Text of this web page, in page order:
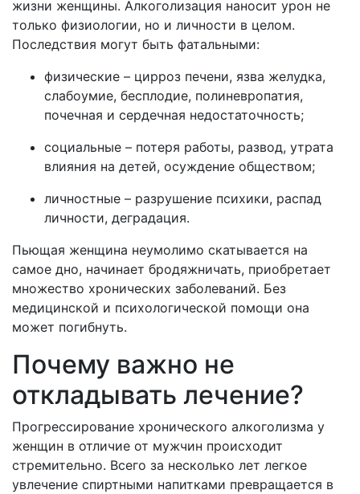
жизни женщины. Алкоголизация наносит урон не
только физиологии, но и личности в целом.
Последствия могут быть фатальными:
физические – цирроз печени, язва желудка,
слабоумие, бесплодие, полиневропатия,
почечная и сердечная недостаточность;
социальные – потеря работы, развод, утрата
влияния на детей, осуждение обществом;
личностные – разрушение психики, распад
личности, деградация.
Пьющая женщина неумолимо скатывается на
самое дно, начинает бродяжничать, приобретает
множество хронических заболеваний. Без
медицинской и психологической помощи она
может погибнуть.
Почему важно не
откладывать лечение?
Прогрессирование хронического алкоголизма у
женщин в отличие от мужчин происходит
стремительно. Всего за несколько лет легкое
увлечение спиртными напитками превращается в